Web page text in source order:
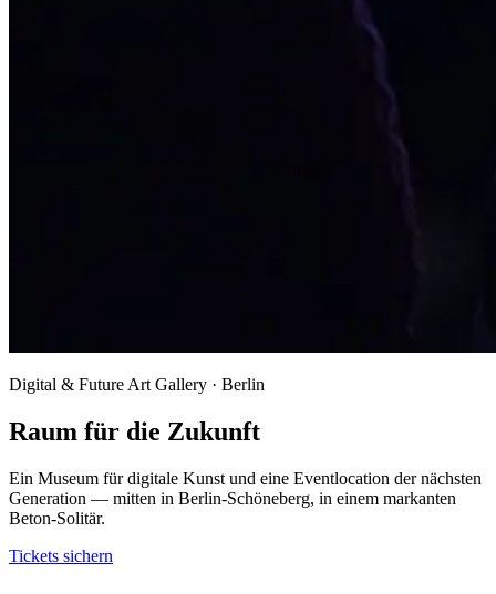
Digital & Future Art Gallery · Berlin
Raum für die Zukunft
Ein Museum für digitale Kunst und eine Eventlocation der nächsten
Generation — mitten in Berlin-Schöneberg, in einem markanten
Beton-Solitär.
Tickets sichern